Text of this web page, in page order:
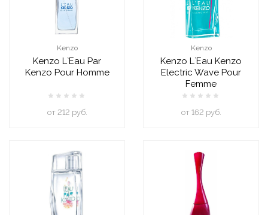
Kenzo
Kenzo L`Eau Par
Kenzo Pour Homme
oт 212 руб.
Kenzo
Kenzo L`Eau Kenzo
Electric Wave Pour
Femme
oт 162 руб.